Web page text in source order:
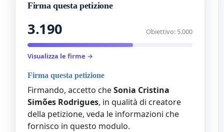
Firma questa petizione
3.190 Obiettivo: 5.000
Visualizza le firme →
Firma questa petizione
Firmando, accetto cheSonia Cristina
Simões Rodrigues, in qualità di creatore
della petizione, veda le informazioni che
fornisco in questo modulo.